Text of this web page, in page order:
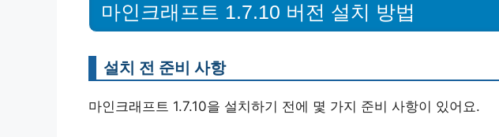
마인크래프트 1.7.10 버전 설치 방법
설치 전 준비 사항
마인크래프트 1.7.10을 설치하기 전에 몇 가지 준비 사항이 있어요.